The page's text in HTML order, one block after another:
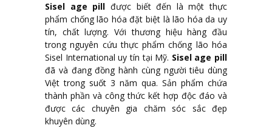
Sisel age pill được biết đến là một thực
phẩm chống lão hóa đặt biệt là lão hóa da uy
tín, chất lượng. Với thương hiệu hàng đầu
trong nguyên cứu thực phẩm chống lão hóa
Sisel International uy tín tại Mỹ. Sisel age pill
đã và đang đồng hành cùng người tiêu dùng
Việt trong suốt 3 năm qua. Sản phẩm chứa
thành phần và công thức kết hợp độc đáo và
được các chuyên gia chăm sóc sắc đẹp
khuyên dùng.